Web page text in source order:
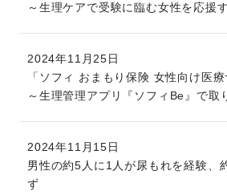
～生理ケアで受験に臨む女性を応援
2024年11月25日
「ソフィ おまもり保険 女性向け医
～生理管理アプリ『ソフィBe』で取
2024年11月15日
男性の約5人に1人が尿もれを経験、
ず